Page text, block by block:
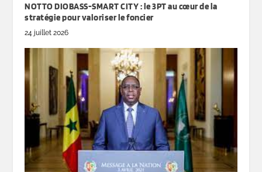
NOTTO DIOBASS-SMART CITY : le 3PT au cœur de la
stratégie pour valoriser le foncier
24 juillet 2026